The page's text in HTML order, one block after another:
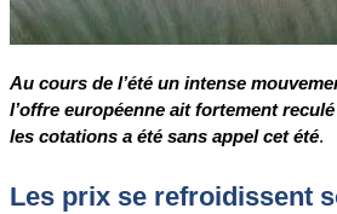
Au cours de l’été un intense
l’offre européenne ait fortement
les cotations a été sans appel cet été.
Les prix se refroidissent